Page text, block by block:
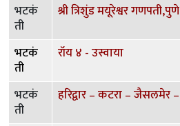
भटकं
ती
श्री त्रिशुंड मयूरेश्वर गणपती,पुणे
भटकं
ती
रॉय ४ - उस्वाया
भटकं
ती